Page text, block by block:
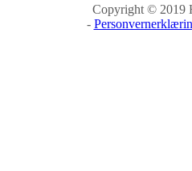
Copyright © 2019
-